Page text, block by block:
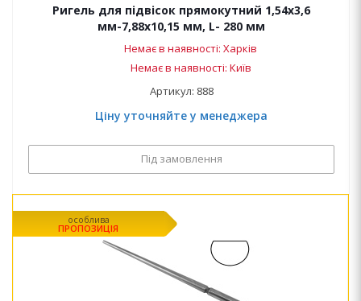
Ригель для підвісок прямокутний 1,54х3,6
мм-7,88х10,15 мм, L- 280 мм
Немає в наявності: Харків
Немає в наявності: Київ
Артикул: 888
Ціну уточняйте у менеджера
Під замовлення
особлива
ПРОПОЗИЦІЯ